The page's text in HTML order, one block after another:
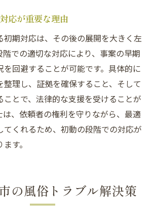
発生を未然に防ぐ初動
応が重要な理由
初期対応は、その後の展開を大きく左
での適切な対応により、事案の早期
を回避することが可能です。具体的に
整理し、証拠を確保すること、そして
ことで、法律的な支援を受けることが
は、依頼者の権利を守りながら、最適
てくれるため、初動の段階での対応が
す。
の風俗トラブル解決策